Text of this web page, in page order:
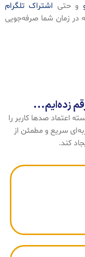
و حتی اشتراک تلگرام
در زمان شما صرفه‌جویی
زده‌ایم...
اعتماد صدها کاربر را
سریع و مطمئن از
کند.